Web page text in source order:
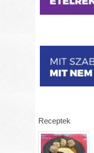
Receptek